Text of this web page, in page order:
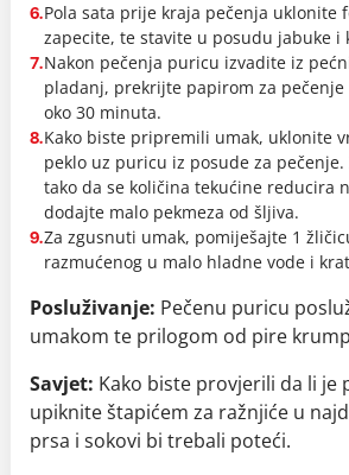
6.Pola sata prije kraja pečenja uklonite
zapecite, te stavite u posudu jabuke i
7.Nakon pečenja puricu izvadite iz
pladanj, prekrijte papirom za
oko 30 minuta.
8.Kako biste pripremili umak, uklonite
peklo uz puricu iz posude za
tako da se količina tekućine reducira
dodajte malo pekmeza od šljiva.
9.Za zgusnuti umak, pomiješajte 1
razmućenog u malo hladne vode i
Posluživanje: Pečenu puricu
umakom te prilogom od pire
Savjet: Kako biste provjerili da li je
upiknite štapićem za ražnjiće u
prsa i sokovi bi trebali poteći.